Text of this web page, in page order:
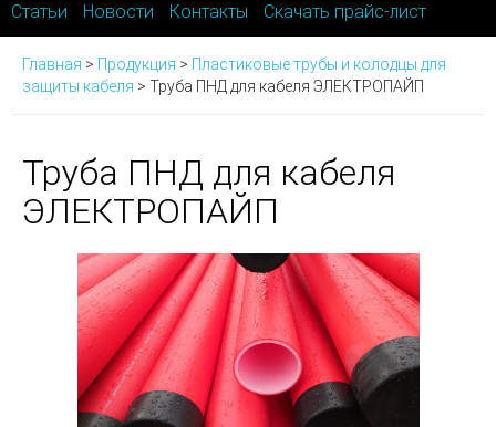
Статьи Новости Контакты Скачать прайс-лист
Главная > Продукция > Пластиковые трубы и колодцы для
защиты кабеля > Труба ПНД для кабеля ЭЛЕКТРОПАЙП
Труба ПНД для кабеля
ЭЛЕКТРОПАЙП